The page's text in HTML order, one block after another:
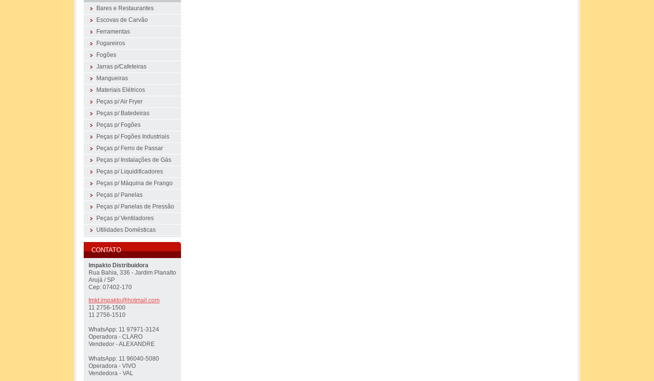
Bares e Restaurantes
Escovas de Carvão
Ferramentas
Fogareiros
Fogões
Jarras p/Cafeteiras
Mangueiras
Materiais Elétricos
Peças p/ Air Fryer
Peças p/ Batedeiras
Peças p/ Fogões
Peças p/ Fogões Industriais
Peças p/ Ferro de Passar
Peças p/ Instalações de Gás
Peças p/ Liquidificadores
Peças p/ Máquina de Frango
Peças p/ Panelas
Peças p/ Panelas de Pressão
Peças p/ Ventiladores
Utilidades Domésticas
CONTATO
Impakto Distribuidora
Rua Bahia, 336 - Jardim Planalto
Arujá / SP
Cep: 07402-170
tmkt.impakto@hotmail.com
11 2756-1500
11 2756-1510
WhatsApp: 11 97971-3124
Operadora - CLARO
Vendedor - ALEXANDRE
WhatsApp: 11 96040-5080
Operadora - VIVO
Vendedora - VAL